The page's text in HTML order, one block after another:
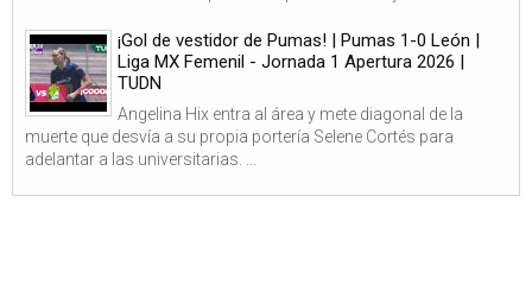
¡Gol de vestidor de Pumas! | Pumas 1-0 León |
Liga MX Femenil - Jornada 1 Apertura 2026 |
TUDN
Angelina Hix entra al área y mete diagonal de la
muerte que desvía a su propia portería Selene Cortés para
adelantar a las universitarias. ...